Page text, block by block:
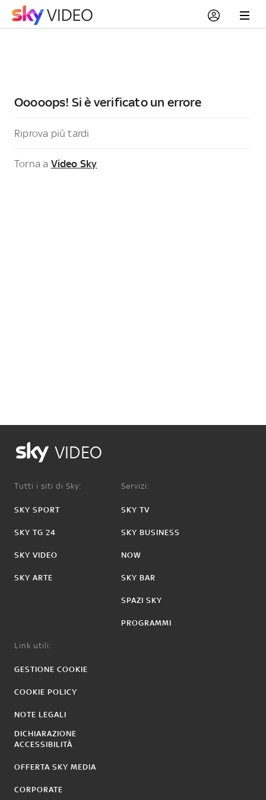
Ooooops! Si è verificato un errore
Riprova più tardi
Torna a Video Sky
VIDEO
Tutti i siti di Sky:
SKY SPORT
SKY TG 24
SKY VIDEO
SKY ARTE
Servizi:
SKY TV
SKY BUSINESS
NOW
SKY BAR
SPAZI SKY
PROGRAMMI
Link utili:
GESTIONE COOKIE
COOKIE POLICY
NOTE LEGALI
DICHIARAZIONE
ACCESSIBILITÀ
OFFERTA SKY MEDIA
CORPORATE